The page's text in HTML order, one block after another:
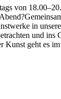
von
in
und ins
Kunst geht es